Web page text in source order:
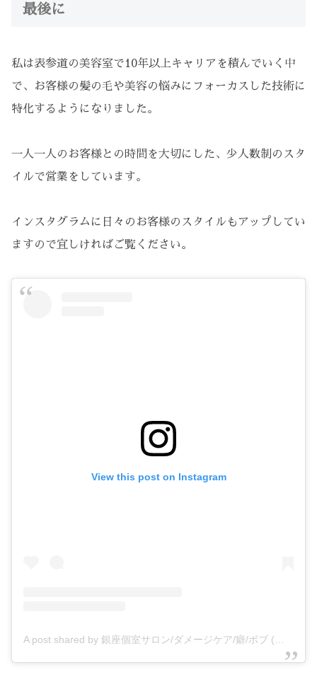
最後に
私は表参道の美容室で10年以上キャリアを積んでいく中
で、お客様の髪の毛や美容の悩みにフォーカスした技術に
特化するようになりました。
一人一人のお客様との時間を大切にした、少人数制のスタ
イルで営業をしています。
インスタグラムに日々のお客様のスタイルもアップしてい
ますので宜しければご覧ください。
View this post on Instagram